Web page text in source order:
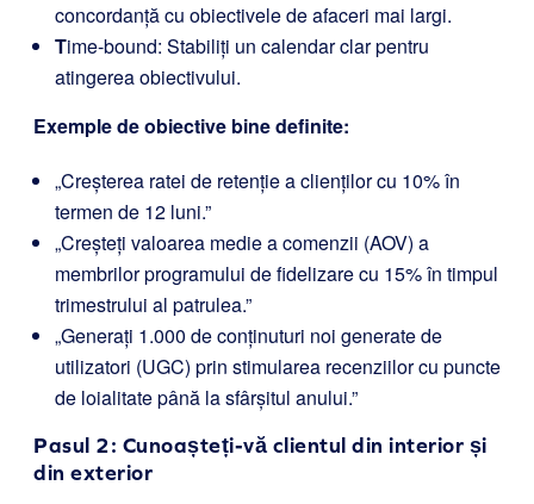
concordanță cu obiectivele de afaceri mai largi.
Time-bound: Stabiliți un calendar clar pentru
atingerea obiectivului.
Exemple de obiective bine definite:
„Creșterea ratei de retenție a clienților cu 10% în
termen de 12 luni.”
„Creșteți valoarea medie a comenzii (AOV) a
membrilor programului de fidelizare cu 15% în timpul
trimestrului al patrulea.”
„Generați 1.000 de conținuturi noi generate de
utilizatori (UGC) prin stimularea recenziilor cu puncte
de loialitate până la sfârșitul anului.”
Pasul 2: Cunoașteți-vă clientul din interior și
din exterior